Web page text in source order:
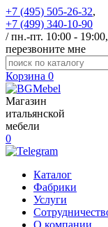
+7 (495) 505-26-32,
+7 (499) 340-10-90
/ пн.-пт. 10:00 -
перезвоните мне
Корзина 0
Магазин
итальянской
мебели
0
Каталог
Фабрики
Услуги
О компании